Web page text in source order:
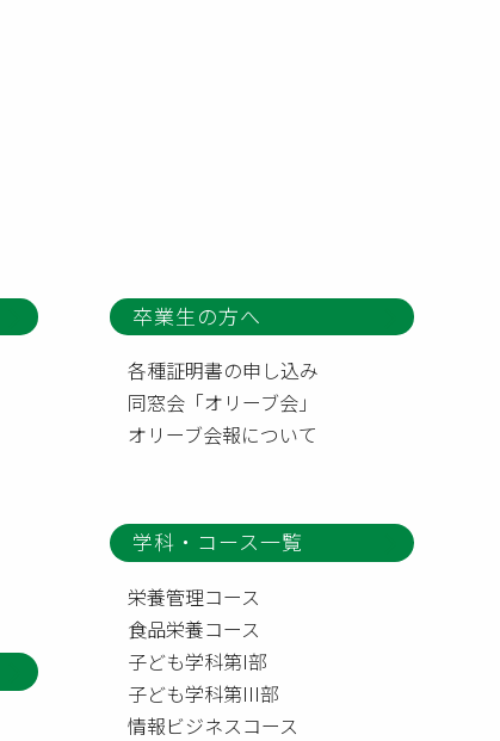
卒業生の方へ
各種証明書の申し込み
同窓会「オリーブ会」
オリーブ会報について
学科・コース一覧
栄養管理コース
食品栄養コース
子ども学科第I部
子ども学科第III部
情報ビジネスコース